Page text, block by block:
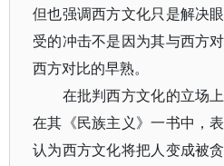
但也强调西方文化只是解决
受的冲击不是因为其与西方
西方对比的早熟。
在批判西方文化的立场上
在其《民族主义》一书中，
认为西方文化将把人变成被